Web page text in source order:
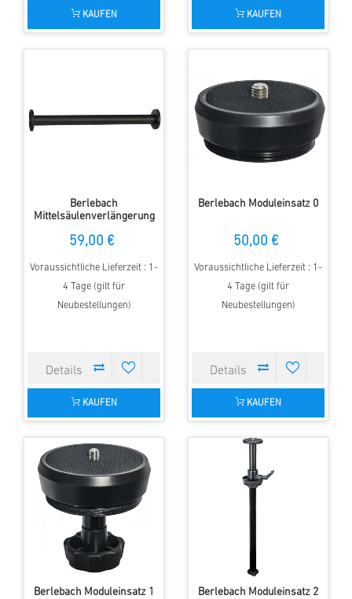
KAUFEN KAUFEN
Berlebach
Mittelsäulenverlängerung
59,00 €
Voraussichtliche Lieferzeit : 1-
4 Tage (gilt für
Neubestellungen)
KAUFEN
Berlebach Moduleinsatz 0
50,00 €
Voraussichtliche Lieferzeit : 1-
4 Tage (gilt für
Neubestellungen)
KAUFEN
Berlebach Moduleinsatz 1 Berlebach Moduleinsatz 2